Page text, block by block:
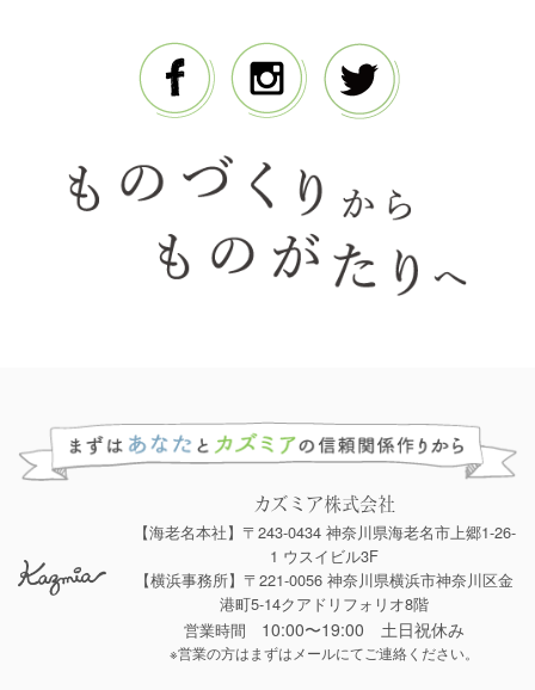
カズミア株式会社
【海老名本社】〒243-0434 神奈川県海老名市上郷1-26-
1 ウスイビル3F
【横浜事務所】〒221-0056 神奈川県横浜市神奈川区金
港町5-14クアドリフォリオ8階
営業時間 10:00〜19:00 土日祝休み
※営業の方はまずはメールにてご連絡ください。